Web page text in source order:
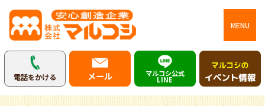
MENU
電話をかける メール マルコシ公式
LINE